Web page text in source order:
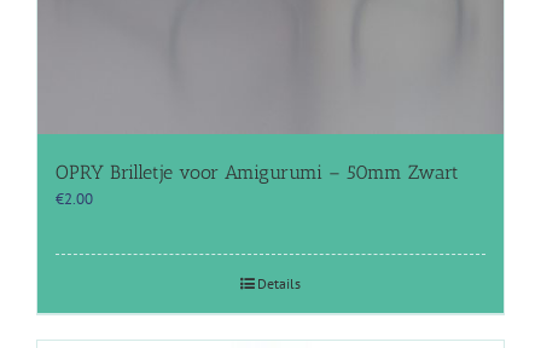
OPRY Brilletje voor Amigurumi – 50mm Zwart
€2.00
Details